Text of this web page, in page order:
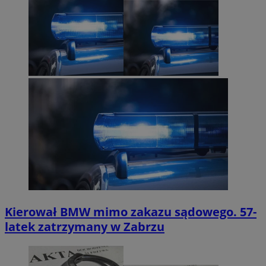
Kierował BMW mimo zakazu sądowego. 57-
latek zatrzymany w Zabrzu